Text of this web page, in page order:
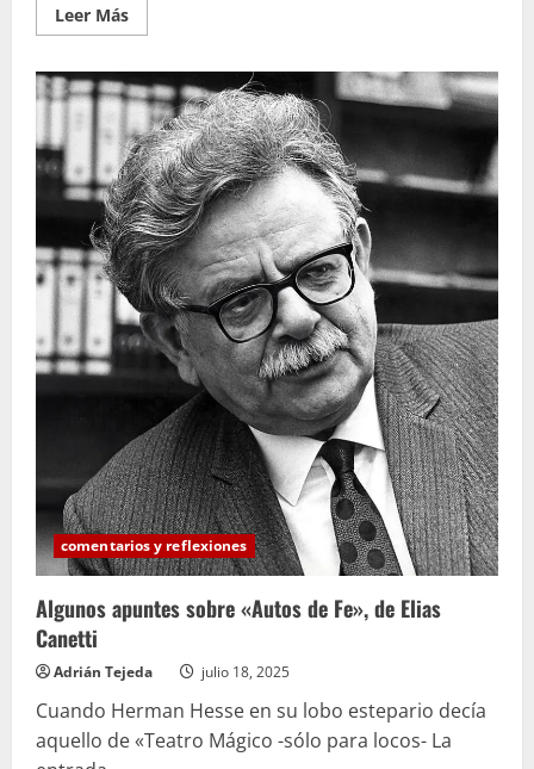
Leer MásLeer
más
Algunos
apuntes
sobre
«Pedro
Páramo»,
de
Juan
Rulfo.
comentarios y reflexiones
Algunos apuntes sobre «Autos de Fe», de Elias
Canetti
Adrián Tejeda julio 18, 2025
Cuando Herman Hesse en su lobo estepario decía
aquello de «Teatro Mágico -sólo para locos- La